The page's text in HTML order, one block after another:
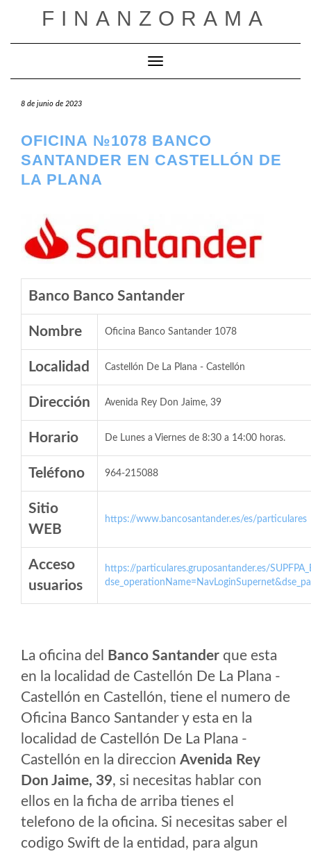
FINANZORAMA
Cambiar modo de navegación
8 de junio de 2023
OFICINA №1078 BANCO
SANTANDER EN CASTELLÓN DE
LA PLANA
Banco Banco Santander
Nombre Oficina Banco Santander 1078
Localidad Castellón De La Plana - Castellón
Dirección Avenida Rey Don Jaime, 39
Horario De Lunes a Viernes de 8:30 a 14:00 horas.
Teléfono 964-215088
Sitio
WEB
https://www.bancosantander.es/es/particulares
Acceso
usuarios
https://particulares.gruposantander.es/
La oficina del Banco Santander que esta
en la localidad de Castellón De La Plana -
Castellón en Castellón, tiene el numero de
Oficina Banco Santander y esta en la
localidad de Castellón De La Plana -
Castellón en la direccion Avenida Rey
Don Jaime, 39, si necesitas hablar con
ellos en la ficha de arriba tienes el
telefono de la oficina. Si necesitas saber el
codigo Swift de la entidad, para algun